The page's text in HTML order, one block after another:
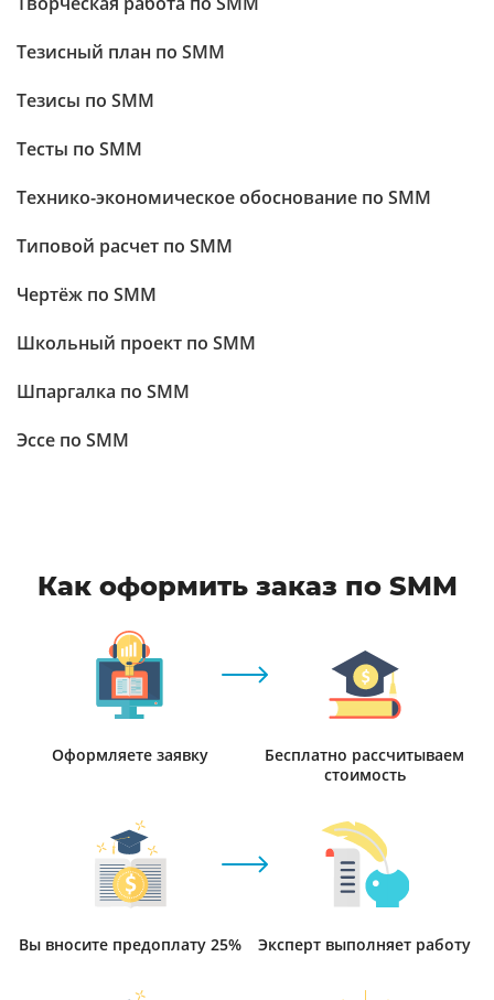
Тезисный план по SMM
Тезисы по SMM
Тесты по SMM
Технико-экономическое обоснование по SMM
Типовой расчет по SMM
Чертёж по SMM
Школьный проект по SMM
Шпаргалка по SMM
Эссе по SMM
Как оформить заказ по SMM
Оформляете заявку
Бесплатно рассчитываем
стоимость
Вы вносите предоплату 25% Эксперт выполняет работу